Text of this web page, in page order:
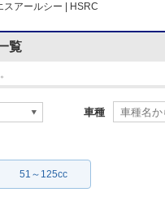
スアールシー | HSRC
覧
車種
51～125cc